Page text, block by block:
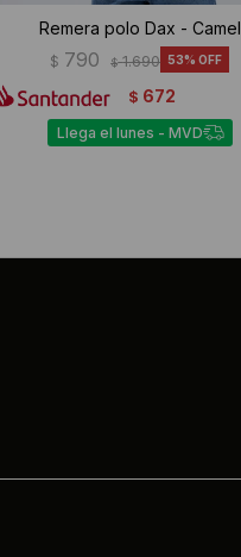
Remera polo Dax - Camel
$ 790 $ 1.690 53
$ 672
Llega el lunes - MVD